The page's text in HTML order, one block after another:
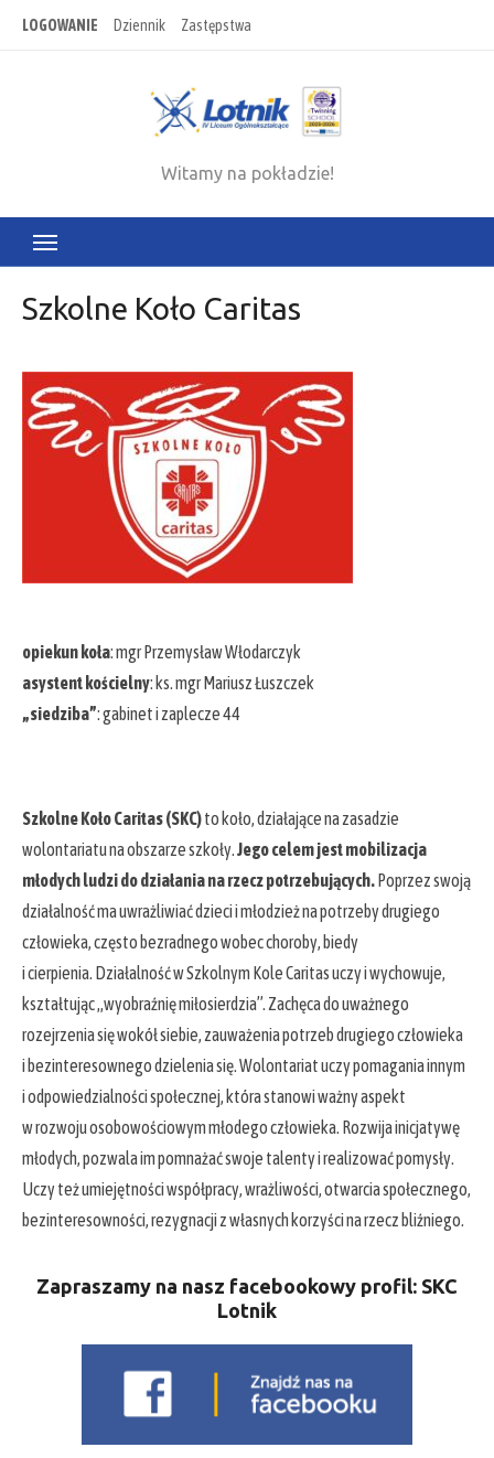
Skip
LOGOWANIE Dziennik Zastępstwa
Witamy na pokładzie!
Szkolne Koło Caritas
opiekun koła: mgr Przemysław Włodarczyk
asystent kościelny: ks. mgr Mariusz Łuszczek
„siedziba”: gabinet i zaplecze 44
Szkolne Koło Caritas (SKC)to koło, działające na zasadzie
wolontariatu na obszarze szkoły.Jego celem jest mobilizacja
młodych ludzi do działania na rzecz potrzebujących. Poprzez swoją
działalność ma uwrażliwiać dzieci i młodzież na potrzeby drugiego
człowieka, często bezradnego wobec choroby, biedy
i cierpienia. Działalność w Szkolnym Kole Caritas uczy i wychowuje,
kształtując „wyobraźnię miłosierdzia”. Zachęca do uważnego
rozejrzenia się wokół siebie, zauważenia potrzeb drugiego człowieka
i bezinteresownego dzielenia się. Wolontariat uczy pomagania innym
i odpowiedzialności społecznej, która stanowi ważny aspekt
w rozwoju osobowościowym młodego człowieka. Rozwija inicjatywę
młodych, pozwala im pomnażać swoje talenty i realizować pomysły.
Uczy też umiejętności współpracy, wrażliwości, otwarcia społecznego,
bezinteresowności, rezygnacji z własnych korzyści na rzecz bliźniego.
Zapraszamy na nasz facebookowy profil: SKC
Lotnik